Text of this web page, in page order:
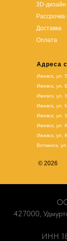
3D-
Доставка
Оплата
Адреса
Ижевск, ул.
Ижевск, ул.
Ижевск, ул.
Ижевск, ул.
Ижевск, ул.
Ижевск, ул.
Ижевск, ул.
Воткинск,
© 2026
427000,
ИНН